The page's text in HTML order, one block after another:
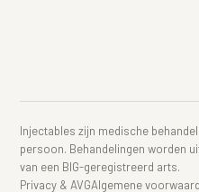
Injectables zijn medische
persoon. Behandelingen worden
van een BIG-geregistreerd arts.
Privacy & AVGAlgemene